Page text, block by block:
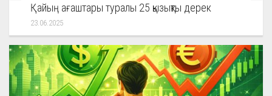
Қайың ағаштары туралы 25 қызықты дерек
23.06.2025